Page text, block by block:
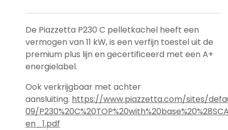
De Piazzetta P230 C pelletkachel heeft een
vermogen van 11 kW, is een verfijn toestel uit de
premium plus lijn en gecertificeerd met een A+
energielabel.
Ook verkrijgbaar met achter
aansluiting. https://www.piazzetta.com/sites/
09/
en_1.pdf